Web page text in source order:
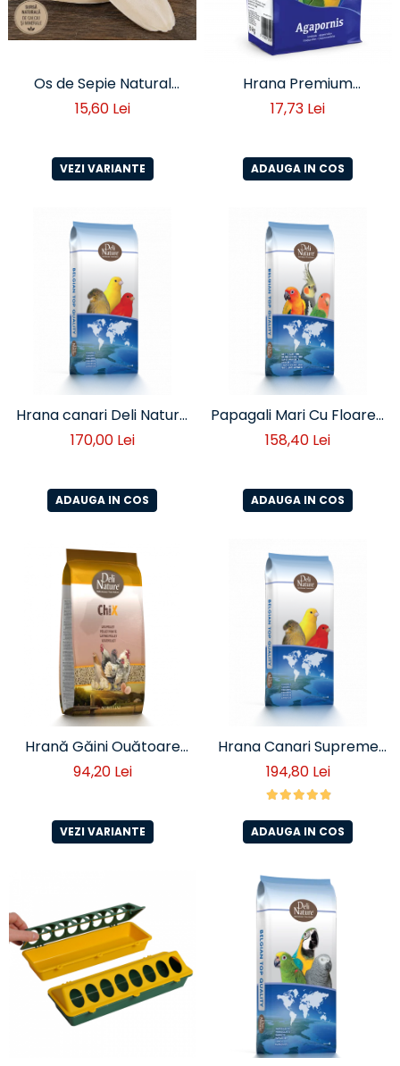
Os de Sepie Natural
pentru Păsări – Sursă de
15,60 Lei
VEZI VARIANTE
Hrana Premium
Agapornis 1 kg
17,73 Lei
ADAUGA IN COS
Hrana canari Deli Nature
Basic 20 kg ( cod 50) –
170,00 Lei
ADAUGA IN COS
Papagali Mari Cu Floarea
Soarelui 20 Kg
158,40 Lei
ADAUGA IN COS
Hrană Găini Ouătoare
Peleți Deli Nature 20 kg
94,20 Lei
VEZI VARIANTE
Hrana Canari Supreme
Deli nature 20 kg (Cod
55)
194,80 Lei
ADAUGA IN COS